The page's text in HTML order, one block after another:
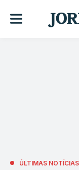
ÚLTIMAS NOTÍCIAS